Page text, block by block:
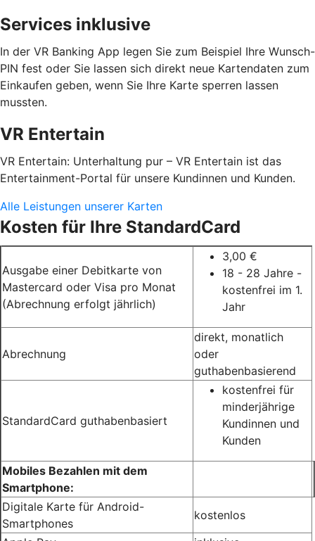
Services inklusive
In der VR Banking App legen Sie zum Beispiel Ihre Wunsch-
PIN fest oder Sie lassen sich direkt neue Kartendaten zum
Einkaufen geben, wenn Sie Ihre Karte sperren lassen
mussten.
VR Entertain
VR Entertain: Unterhaltung pur – VR Entertain ist das
Entertainment-Portal für unsere Kundinnen und Kunden.
Alle Leistungen unserer Karten
Kosten für Ihre StandardCard
Ausgabe einer Debitkarte von
Mastercard oder Visa pro Monat
(Abrechnung erfolgt jährlich)
3,00 €
18 - 28 Jahre -
kostenfrei im 1.
Jahr
Abrechnung
direkt, monatlich
oder
guthabenbasierend
StandardCard guthabenbasiert
kostenfrei für
minderjährige
Kundinnen und
Kunden
Mobiles Bezahlen mit dem
Smartphone:
Digitale Karte für Android-
Smartphones
kostenlos